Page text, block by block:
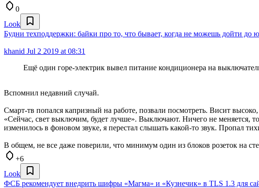
0
Look
Будни техподдержки: байки про то, что бывает, когда не можешь дойти до
khanid Jul 2 2019 at 08:31
Ещё один горе-электрик вывел питание кондиционера на
Вспомнил недавний случай.
Смарт-тв попался капризный на работе, позвали посмотреть. Висит
«Сейчас, свет выключим, будет лучше». Выключают. Ничего не меняется,
изменилось в фоновом звуке, я перестал слышать какой-то звук. Пропал
В общем, не все даже поверили, что минимум один из блоков розеток на
+6
Look
ФСБ рекомендует внедрить шифры «Магма» и «Кузнечик» в TLS 1.3 для